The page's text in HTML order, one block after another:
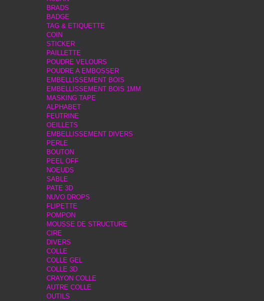
BRADS
BADGE
TAG & ETIQUETTE
COIN
STICKER
PAILLETTE
POUDRE VELOURS
POUDRE A EMBOSSER
EMBELLISSEMENT BOIS
EMBELLISSEMENT BOIS 1MM
MASKING TAPE
ALPHABET
FEUTRINE
OEILLETS
EMBELLISSEMENT DIVERS
PERLE
BOUTON
PEEL OFF
NOEUDS
SABLE
PATE 3D
NUVO DROPS
FLIPETTE
POMPON
MOUSSE DE STRUCTURE
CIRE
DIVERS
COLLE
COLLE GEL
COLLE 3D
CRAYON COLLE
AUTRE COLLE
OUTILS